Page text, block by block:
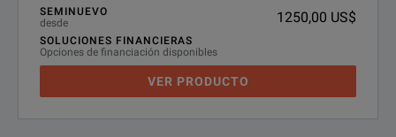
SEMINUEVO
desde
1250,00 US$
SOLUCIONES FINANCIERAS
Opciones de financiación disponibles
VER PRODUCTO